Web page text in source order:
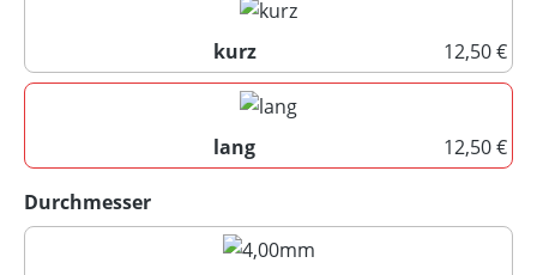
kurz
12,50 €
kurz
lang
12,50 €
Durchmesserauswählen